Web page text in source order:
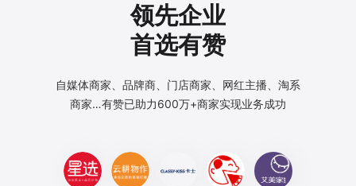
领先企业
首选有赞
自媒体商家、品牌商、门店商家、网红主播、淘系
商家…有赞已助力600万+商家实现业务成功